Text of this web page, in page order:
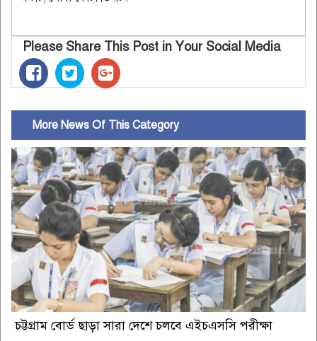
Please Share This Post in Your Social Media
More News Of This Category
চট্টগ্রাম বোর্ড ছাড়া সারা দেশে চলবে এইচএসসি পরীক্ষা